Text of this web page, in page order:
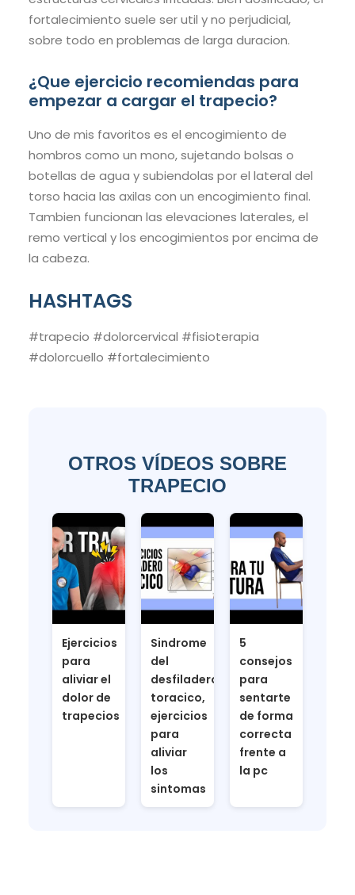
fortalecimiento suele ser util y no perjudicial,
sobre todo en problemas de larga duracion.
¿Que ejercicio recomiendas para
empezar a cargar el trapecio?
Uno de mis favoritos es el encogimiento de
hombros como un mono, sujetando bolsas o
botellas de agua y subiendolas por el lateral del
torso hacia las axilas con un encogimiento final.
Tambien funcionan las elevaciones laterales, el
remo vertical y los encogimientos por encima de
la cabeza.
HASHTAGS
#trapecio #dolorcervical #fisioterapia
#dolorcuello #fortalecimiento
OTROS VÍDEOS SOBRE
TRAPECIO
Ejercicios
para
aliviar el
dolor de
trapecios
Sindrome
del
desfiladero
toracico,
ejercicios
para
aliviar
los
sintomas
5
consejos
para
sentarte
de forma
correcta
frente a
la pc